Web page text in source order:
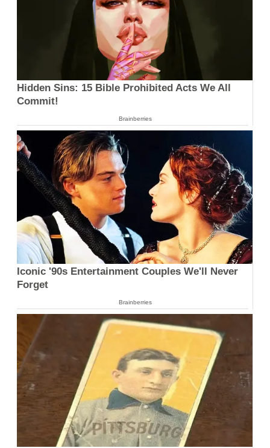
Hidden Sins: 15 Bible Prohibited Acts We All
Commit!
Brainberries
Iconic '90s Entertainment Couples We'll Never
Forget
Brainberries